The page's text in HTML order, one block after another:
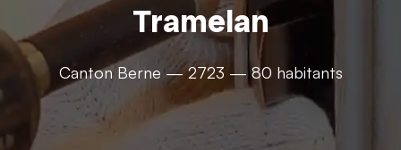
Tramelan
Canton Berne — 2723 — 80 habitants